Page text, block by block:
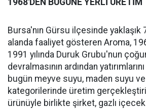
1968'DEN BUGÜNE YERLİ ÜRETİM
Bursa'nın Gürsu ilçesinde
alanda faaliyet gösteren Aroma,
1991 yılında Duruk Grubu'nun
devralmasının ardından
bugün meyve suyu, maden suyu
kategorilerinde üretim
ürünüyle birlikte şirket, gazlı içecek